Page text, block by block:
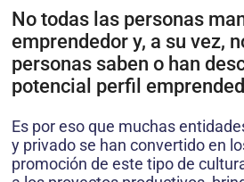
No todas las personas
emprendedor y, a su vez,
personas saben o han
potencial perfil
Es por eso que muchas
y privado se han convertido en
promoción de este tipo de